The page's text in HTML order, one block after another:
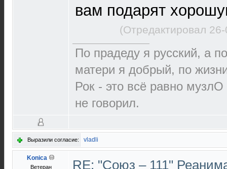
вам подарят
(Отредактировал
По прадеду я русский, а
матери я добрый, по
Рок - это всё равно
не говорил.
Выразили согласие: vladli
Konica
Ветеран
RE: "Союз – 111"